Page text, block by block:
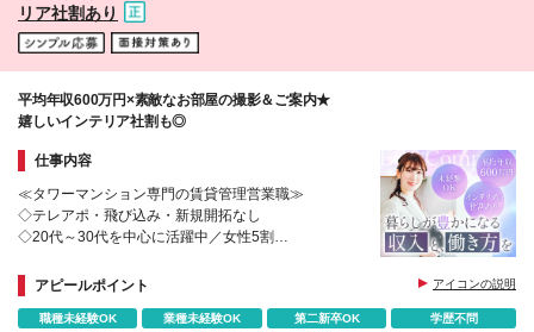
リア社割あり
平均年収600万円×素敵なお部屋の撮影＆ご案内★
嬉しいインテリア社割も◎
仕事内容
≪タワーマンション専門の賃貸管理営業職≫
◇テレアポ・飛び込み・新規開拓なし
◇20代～30代を中心に活躍中／女性5割
70％OFF
アピールポイント アイコンの説明
職種未経験OK 業種未経験OK 第二新卒OK
学歴不問